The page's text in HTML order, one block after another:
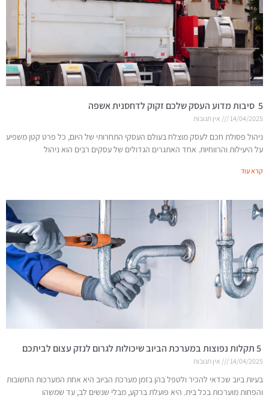
5 סיבות מדוע העסק שלכם זקוק לדחסנית אשפה
14/04/2025 אין תגובות
ניהול פסולת חכם לעסק מוצלח בעולם העסקי התחרותי של היום, כל פרט קטן משפיע
על היעילות והרווחיות. אחד האתגרים הגדולים של עסקים רבים הוא ניהול
קרא עוד
14/04/2025 אין תגובות
בעיות ביוב שכדאי להכיר ולטפל בהן בזמן מערכת הביוב היא אחת המערכות החשובות
והפחות מוערכות בכל בית. היא פועלת ברקע, מבלי שנשים לב, עד שמשהו